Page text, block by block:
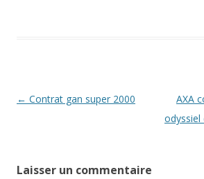
Navigation
← Contrat gan super 2000
AXA
odyssiel
Laisser un commentaire